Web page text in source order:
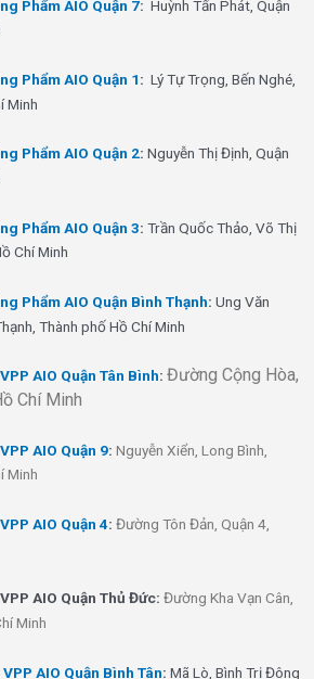
Phẩm AIO Quận 7: Huỳnh Tấn Phát, Quận
Phẩm AIO Quận 1: Lý Tự Trọng, Bến Nghé,
Minh
Phẩm AIO Quận 2: Nguyễn Thị Định, Quận
Phẩm AIO Quận 3: Trần Quốc Thảo, Võ Thị
Chí Minh
Phẩm AIO Quận Bình Thạnh: Ung Văn
Thành phố Hồ Chí Minh
VPP AIO Quận Tân Bình: Đường Cộng Hòa,
Chí Minh
VPP AIO Quận 9: Nguyễn Xiển, Long Bình,
Minh
VPP AIO Quận 4: Đường Tôn Đản, Quận 4,
AIO Quận Thủ Đức: Đường Kha Vạn Cân,
Minh
VPP AIO Quận Bình Tân: Mã Lò, Bình Trị Đông